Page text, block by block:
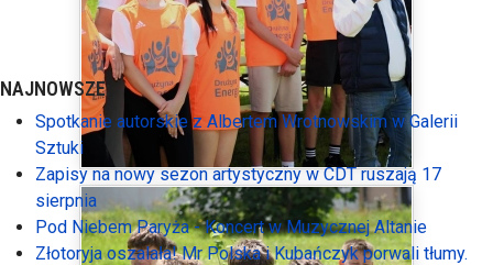
NAJNOWSZE:
Spotkanie autorskie z Albertem Wrotnowskim w Galerii
Sztuki
Zapisy na nowy sezon artystyczny w CDT ruszają 17
sierpnia
Pod Niebem Paryża - Koncert w Muzycznej Altanie
Złotoryja oszalała! Mr Polska i Kubańczyk porwali tłumy.